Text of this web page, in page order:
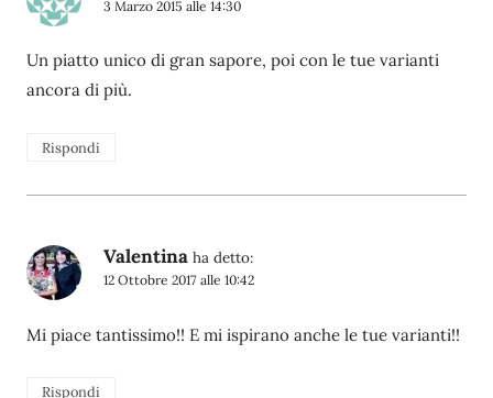
3 Marzo 2015 alle 14:30
Un piatto unico di gran sapore, poi con le tue varianti
ancora di più.
Rispondi
Valentina ha detto:
12 Ottobre 2017 alle 10:42
Mi piace tantissimo!! E mi ispirano anche le tue varianti!!
Rispondi